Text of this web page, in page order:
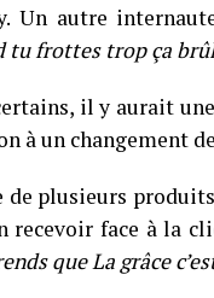
Un autre
tu frottes trop ça
il y aurait
à un changement
de plusieurs
recevoir face à la
que La grâce